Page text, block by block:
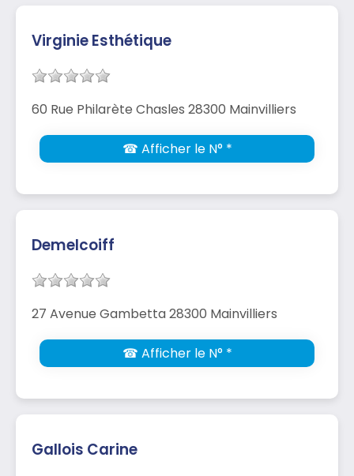
Virginie Esthétique
60 Rue Philarète Chasles 28300 Mainvilliers
☎ Afficher le N° *
Demelcoiff
27 Avenue Gambetta 28300 Mainvilliers
☎ Afficher le N° *
Gallois Carine